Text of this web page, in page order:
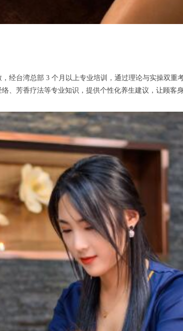
台湾总部 3 个月以上专业培训，通过理论与实操双重
、芳香疗法等专业知识，提供个性化养生建议，让顾客